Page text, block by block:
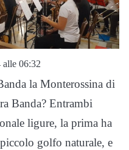
alle 06:32
la Monterossina di
Banda? Entrambi
ligure, la prima ha
golfo naturale, e